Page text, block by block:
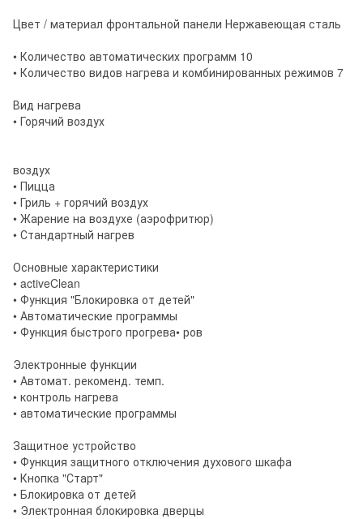
Цвет / материал фронтальной панели Нержавеющая сталь
• Количество автоматических программ 10
• Количество видов нагрева и комбинированных режимов 7
Вид нагрева
• Горячий воздух
воздух
• Пицца
• Гриль + горячий воздух
• Жарение на воздухе (аэрофритюр)
• Стандартный нагрев
Основные характеристики
• activeClean
• Функция "Блокировка от детей"
• Автоматические программы
• Функция быстрого прогрева• ров
Электронные функции
• Автомат. рекоменд. темп.
• контроль нагрева
• автоматические программы
Защитное устройство
• Функция защитного отключения духового шкафа
• Кнопка "Старт"
• Блокировка от детей
• Электронная блокировка дверцы